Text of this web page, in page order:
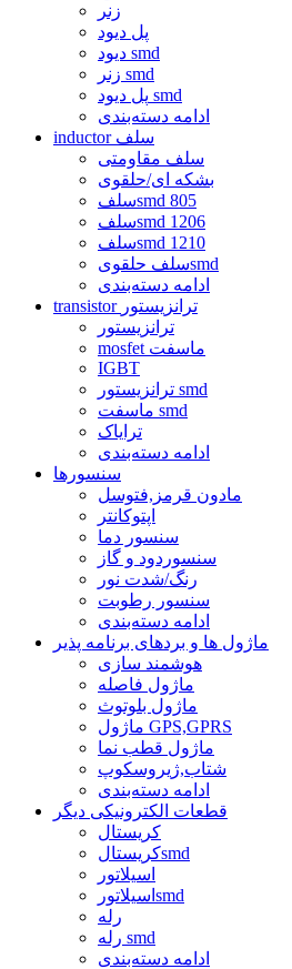
زنر
پل دیود
دیود smd
زنر smd
پل دیود smd
ادامه دسته‌بندی
inductor سلف
سلف مقاومتی
بشکه ای/حلقوی
سلفsmd 805
سلفsmd 1206
سلفsmd 1210
سلف حلقویsmd
ادامه دسته‌بندی
transistor ترانزیستور
ترانزیستور
mosfet ماسفت
IGBT
ترانزیستور smd
ماسفت smd
ترایاک
ادامه دسته‌بندی
سنسورها
مادون قرمز,فتوسل
اپتوکانتر
سنسور دما
سنسوردود و گاز
رنگ/شدت نور
سنسور رطوبت
ادامه دسته‌بندی
ماژول ها و بردهای برنامه پذیر
هوشمند سازی
ماژول فاصله
ماژول بلوتوث
ماژول GPS,GPRS
ماژول قطب نما
شتاب,ژیروسکوپ
ادامه دسته‌بندی
قطعات الکترونیکی دیگر
کریستال
کریستالsmd
اسیلاتور
اسیلاتورsmd
رله
رله smd
ادامه دسته‌بندی